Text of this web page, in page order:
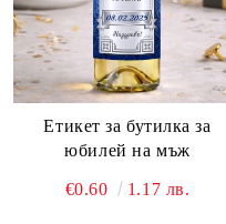
Етикет за бутилка за
юбилей на мъж
€0.60 1.17 лв.